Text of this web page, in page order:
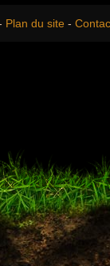
Plan du site -